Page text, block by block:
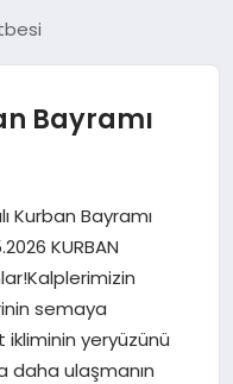
Bayramı
Kurban Bayramı
KURBAN
semaya
yeryüzünü
daha ulaşmanın